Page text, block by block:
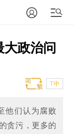
大政治问
T中
他们认为腐败
贪污，更多的